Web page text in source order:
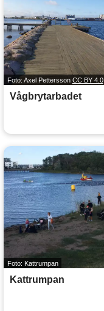
Foto: Axel Pettersson CC BY 4.0
Vågbrytarbadet
Foto: Kattrumpan
Kattrumpan